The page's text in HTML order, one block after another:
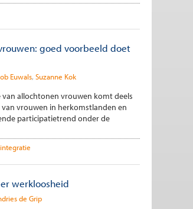
goed voorbeeld doet
Euwals Suzanne Kok
allochtonen vrouwen komt deels
vrouwen in herkomstlanden en
participatietrend onder de
werkloosheid
de Grip